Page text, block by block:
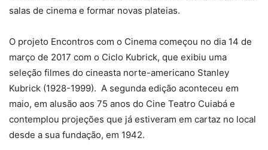
salas de cinema e formar novas plateias.
O projeto Encontros com o Cinema começou no dia 14 de
março de 2017 com o Ciclo Kubrick, que exibiu uma
seleção filmes do cineasta norte-americano Stanley
Kubrick (1928-1999). A segunda edição aconteceu em
maio, em alusão aos 75 anos do Cine Teatro Cuiabá e
contemplou projeções que já estiveram em cartaz no local
desde a sua fundação, em 1942.